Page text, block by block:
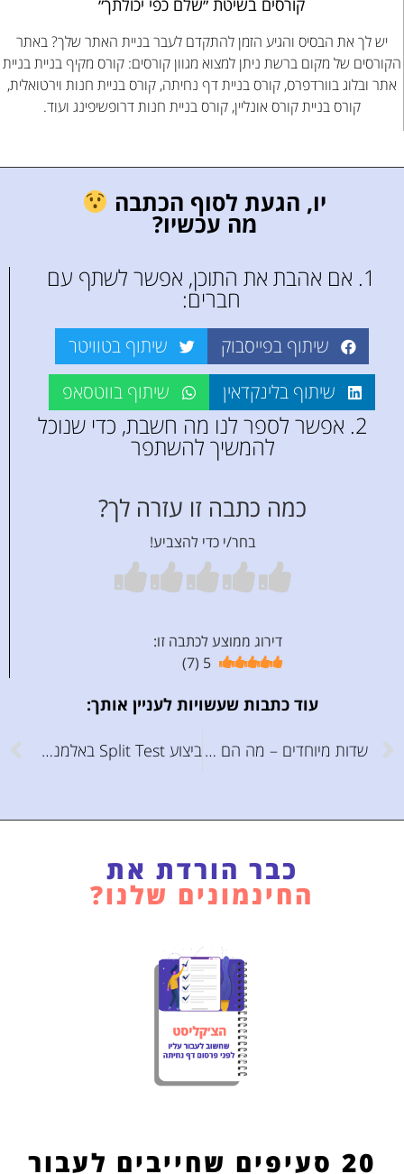
קורסים בשיטת ״שלם כפי יכולתך״
יש לך את הבסיס והגיע הזמן להתקדם לעבר בניית האתר שלך? באתר
הקורסים של מקום ברשת ניתן למצוא מגוון קורסים: קורס מקיף בניית בניית
אתר ובלוג בוורדפרס, קורס בניית דף נחיתה, קורס בניית חנות וירטואלית,
קורס בניית קורס אונליין, קורס בניית חנות דרופשיפינג ועוד.
יו, הגעת לסוף הכתבה
מה עכשיו?
1. אם אהבת את התוכן, אפשר לשתף עם
חברים:
שיתוף בפייסבוק
שיתוף בטוויטר
שיתוף בלינקדאין
שיתוף בווטסאפ
2. אפשר לספר לנו מה חשבת, כדי שנוכל
להמשיך להשתפר
כמה כתבה זו עזרה לך?
בחר/י כדי להצביע!
דירוג ממוצע לכתבה זו:
5
(
7
)
עוד כתבות שעשויות לעניין אותך:
שדות מיוחדים – מה הם ואיך משתמשים בהם בוורדפרס? ביצוע Split Test באלמנטור – התוסף שיבדוק מה עובד עבור הגולשים שלכם
כבר הורדת את
החינמונים שלנו?
20 סעיפים שחייבים לעבור